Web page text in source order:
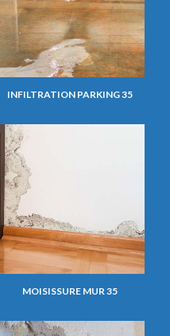
INFILTRATION PARKING 35
MOISISSURE MUR 35